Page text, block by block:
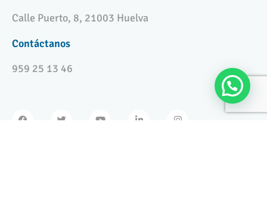
Calle Puerto, 8, 21003 Huelva
Contáctanos
959 25 13 46